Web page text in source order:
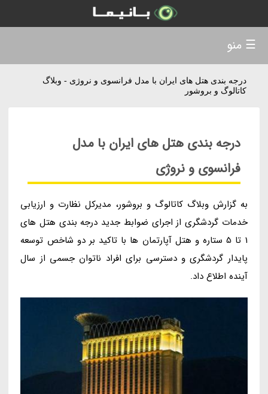
درجه بندی هتل های ایران با مدل فرانسوی و نروژی - وبلاگ
کاتالوگ و بروشور
درجه بندی هتل های ایران با مدل
فرانسوی و نروژی
به گزارش وبلاگ کاتالوگ و بروشور، مدیرکل نظارت و ارزیابی
خدمات گردشگری از اجرای ضوابط جدید درجه بندی هتل های
1 تا 5 ستاره و هتل آپارتمان ها با تاکید بر دو شاخص توسعه
پایدار گردشگری و دسترسی برای افراد ناتوان جسمی از سال
آینده اطلاع داد.
☰ منو